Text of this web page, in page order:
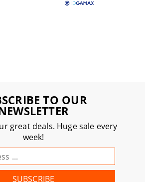
TO OUR
great deals. Huge sale every
week!